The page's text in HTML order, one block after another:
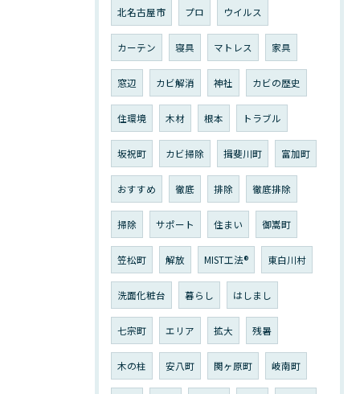
北名古屋市 プロ ウイルス
カーテン 寝具 マトレス 家具
窓辺 カビ解消 神社 カビの歴史
住環境 木材 根本 トラブル
坂祝町 カビ掃除 揖斐川町 富加町
おすすめ 徹底 排除 徹底排除
掃除 サポート 住まい 御嵩町
笠松町 解放 MIST工法®︎ 東白川村
洗面化粧台 暮らし はしまし
七宗町 エリア 拡大 残暑
木の柱 安八町 関ヶ原町 岐南町